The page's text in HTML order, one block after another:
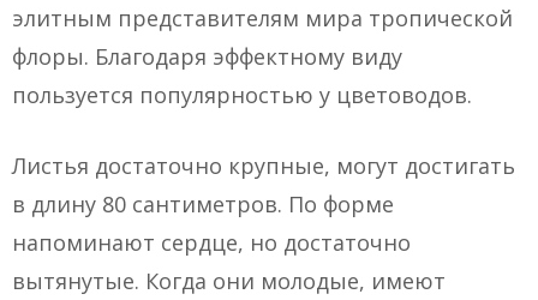
элитным представителям мира тропической
флоры. Благодаря эффектному виду
пользуется популярностью у цветоводов.
Листья достаточно крупные, могут достигать
в длину 80 сантиметров. По форме
напоминают сердце, но достаточно
вытянутые. Когда они молодые, имеют